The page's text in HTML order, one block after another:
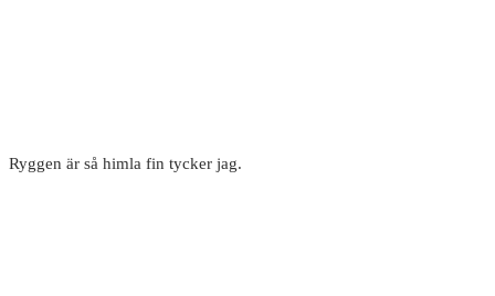
Ryggen är så himla fin tycker jag.